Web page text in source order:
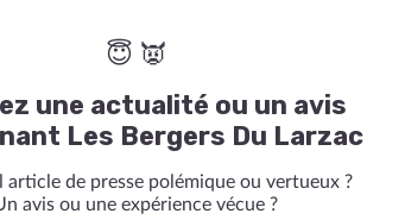
😇 👿
une actualité ou un avis
Les Bergers Du Larzac
article de presse polémique ou vertueux ?
avis ou une expérience vécue ?